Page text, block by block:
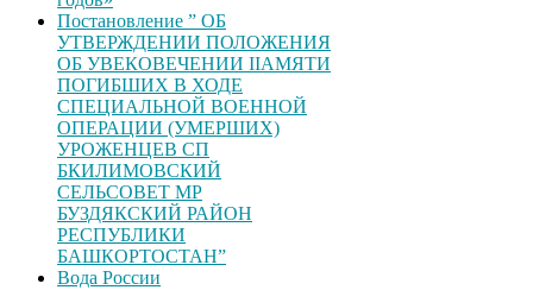
Постановление ” ОБ
УТВЕРЖДЕНИИ ПОЛОЖЕНИЯ
ОБ УВЕКОВЕЧЕНИИ ІІАМЯТИ
ПОГИБШИХ В ХОДЕ
СПЕЦИАЛЬНОЙ ВОЕННОЙ
ОПЕРАЦИИ (УМЕРШИХ)
УРОЖЕНЦЕВ CП
БКИЛИМОВСКИЙ
СЕЛЬСОВЕТ МР
БУЗДЯКСКИЙ РАЙОН
РЕСПУБЛИКИ
БАШКОРТОСТАН”
Вода России